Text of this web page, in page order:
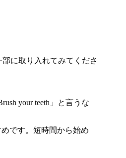
に取り入れてみてくださ
your teeth」と言うな
です。短時間から始め